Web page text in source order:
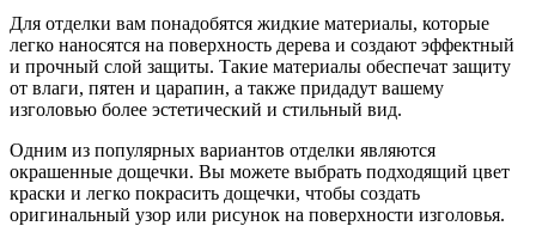
Для отделки вам понадобятся жидкие материалы, которые
легко наносятся на поверхность дерева и создают эффектный
и прочный слой защиты. Такие материалы обеспечат защиту
от влаги, пятен и царапин, а также придадут вашему
изголовью более эстетический и стильный вид.
Одним из популярных вариантов отделки являются
окрашенные дощечки. Вы можете выбрать подходящий цвет
краски и легко покрасить дощечки, чтобы создать
оригинальный узор или рисунок на поверхности изголовья.